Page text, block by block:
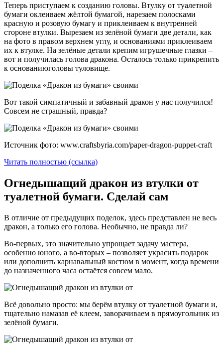
Теперь приступаем к созданию головы. Втулку от туалетной
бумаги оклеиваем жёлтой бумагой, нарезаем полосками
красную и розовую бумагу и приклеиваем к внутренней
стороне втулки. Вырезаем из зелёной бумаги две детали, как
на фото в правом верхнем углу, и основаниями приклеиваем
их к втулке. На зелёные детали крепим игрушечные глазки –
вот и получилась голова дракона. Осталось только прикрепить
к основаниюголовы туловище.
Вот такой симпатичный и забавный дракон у нас получился!
Совсем не страшный, правда?
Источник фото: www.craftsbyria.com/paper-dragon-puppet-craft
Читать полностью (ссылка)
Огнедышащий дракон из втулки от
туалетной бумаги. Сделай сам
В отличие от предыдущих поделок, здесь представлен не весь
дракон, а только его голова. Необычно, не правда ли?
Во-первых, это значительно упрощает задачу мастера,
особенно юного, а во-вторых – позволяет украсить подарок
или дополнить карнавальный костюм в момент, когда времени
до назначенного часа остаётся совсем мало.
Всё довольно просто: мы берём втулку от туалетной бумаги и,
тщательно намазав её клеем, заворачиваем в прямоугольник из
зелёной бумаги.